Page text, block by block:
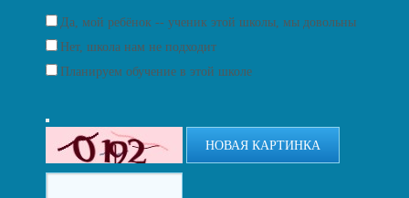
Да, мой ребёнок -- ученик этой школы, мы довольны
Нет, школа нам не подходит
Планируем обучение в этой школе
НОВАЯ КАРТИНКА